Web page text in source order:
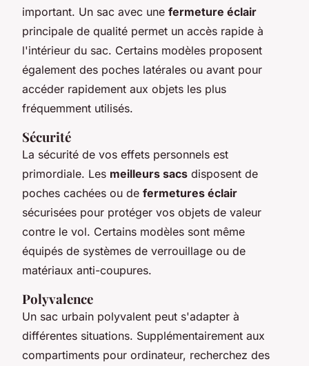
important. Un sac avec une fermeture éclair
principale de qualité permet un accès rapide à
l'intérieur du sac. Certains modèles proposent
également des poches latérales ou avant pour
accéder rapidement aux objets les plus
fréquemment utilisés.
Sécurité
La sécurité de vos effets personnels est
primordiale. Les meilleurs sacs disposent de
poches cachées ou de fermetures éclair
sécurisées pour protéger vos objets de valeur
contre le vol. Certains modèles sont même
équipés de systèmes de verrouillage ou de
matériaux anti-coupures.
Polyvalence
Un sac urbain polyvalent peut s'adapter à
différentes situations. Supplémentairement aux
compartiments pour ordinateur, recherchez des